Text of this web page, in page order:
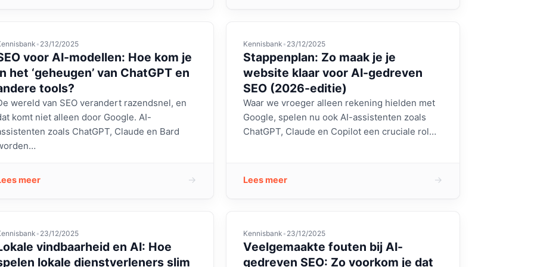
• 23/12/2025
voor AI-modellen: Hoe kom je
het ‘geheugen’ van ChatGPT en
tools?
wereld van SEO verandert razendsnel, en
komt niet alleen door Google. AI-
zoals ChatGPT, Claude en Bard
meer →
Kennisbank • 23/12/2025
Stappenplan: Zo maak je je
website klaar voor AI-gedreven
SEO (2026-editie)
Waar we vroeger alleen rekening hielden met
Google, spelen nu ook AI-assistenten zoals
ChatGPT, Claude en Copilot een cruciale rol…
Lees meer →
• 23/12/2025
vindbaarheid en AI: Hoe
lokale dienstverleners slim
Kennisbank • 23/12/2025
Veelgemaakte fouten bij AI-
gedreven SEO: Zo voorkom je dat